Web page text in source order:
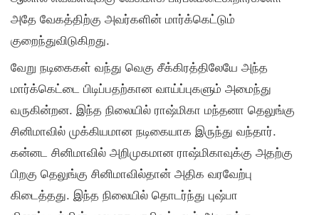
அதே வேகத்திற்கு அவர்களின் மார்க்கெட்டும்
குறைந்துவிடுகிறது.
வேறு நடிகைகள் வந்து வெகு சீக்கிரத்திலேயே அந்த
மார்க்கெட்டை பிடிப்பதற்கான வாய்ப்புகளும் அமைந்து
வருகின்றன. இந்த நிலையில் ராஷ்மிகா மந்தனா தெலுங்கு
சினிமாவில் முக்கியமான நடிகையாக இருந்து வந்தார்.
கன்னட சினிமாவில் அறிமுகமான ராஷ்மிகாவுக்கு அதற்கு
பிறகு தெலுங்கு சினிமாவில்தான் அதிக வரவேற்பு
கிடைத்தது. இந்த நிலையில் தொடர்ந்து புஷ்பா